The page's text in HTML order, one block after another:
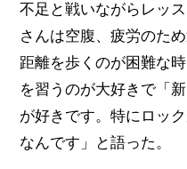
不足と戦いながらレッ
さんは空腹、疲労のた
距離を歩くのが困難な
を習うのが大好きで「
が好きです。特にロッ
なんです」と語った。